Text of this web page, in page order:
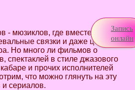
Запись
онлайн
- мюзиклов, где вместе с
связки и даже целые
Но много ли фильмов о
спектаклей в стиле джазового
и прочих исполнителей
что можно глянуть на эту
сериалов.